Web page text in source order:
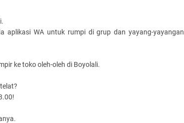
aplikasi WA untuk rumpi di grup dan yayang-yayangan
ke toko oleh-oleh di Boyolali.